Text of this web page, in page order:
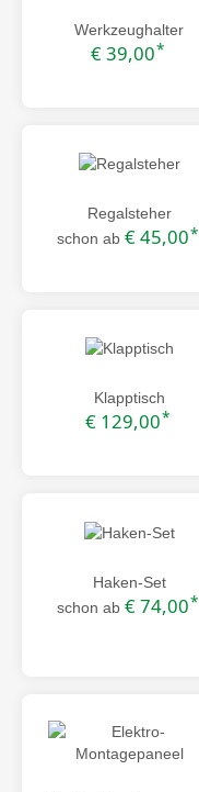
Werkzeughalter
€ 39,00*
Regalsteher
schon ab € 45,00*
Klapptisch
€ 129,00*
Haken-Set
schon ab € 74,00*